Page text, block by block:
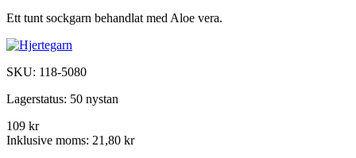
Ett tunt sockgarn behandlat med Aloe vera.
SKU: 118-5080
Lagerstatus: 50 nystan
109 kr
Inklusive moms: 21,80 kr